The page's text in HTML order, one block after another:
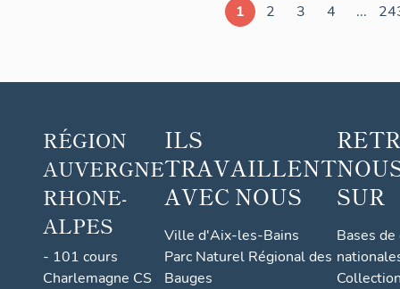
1 2 3 4 ...
RÉGION
AUVERGNE
RHONE-
ALPES
- 101 cours
Charlemagne CS
ILS
TRAVAILLENT
AVEC NOUS
Ville d'Aix-les-Bains
Parc Naturel Régional des
Bauges
SUR
Bases